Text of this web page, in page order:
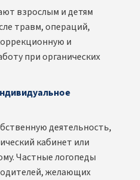
взрослым и детям
травм, операций,
и
при органических
деятельность,
кабинет или
Частные логопеды
желающих